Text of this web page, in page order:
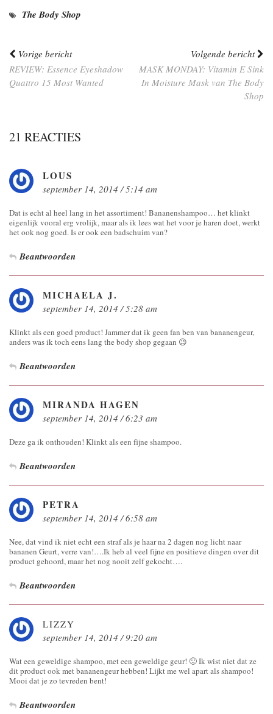
The Body Shop
Vorige bericht
REVIEW: Essence Eyeshadow
Quattro 15 Most Wanted
Volgende bericht
MASK MONDAY: Vitamin E Sink
In Moisture Mask van The Body
Shop
21 REACTIES
LOUS
september 14, 2014 / 5:14 am
Dat is echt al heel lang in het assortiment! Bananenshampoo… het klinkt
eigenlijk vooral erg vrolijk, maar als ik lees wat het voor je haren doet, werkt
het ook nog goed. Is er ook een badschuim van?
Beantwoorden
MICHAELA J.
september 14, 2014 / 5:28 am
Klinkt als een goed product! Jammer dat ik geen fan ben van bananengeur,
anders was ik toch eens lang the body shop gegaan 😉
Beantwoorden
MIRANDA HAGEN
september 14, 2014 / 6:23 am
Deze ga ik onthouden! Klinkt als een fijne shampoo.
Beantwoorden
PETRA
september 14, 2014 / 6:58 am
Nee, dat vind ik niet echt een straf als je haar na 2 dagen nog licht naar
bananen Geurt, verre van!….Ik heb al veel fijne en positieve dingen over dit
product gehoord, maar het nog nooit zelf gekocht….
Beantwoorden
LIZZY
september 14, 2014 / 9:20 am
Wat een geweldige shampoo, met een geweldige geur! 🙂 Ik wist niet dat ze
dit product ook met bananengeur hebben! Lijkt me wel apart als shampoo!
Mooi dat je zo tevreden bent!
Beantwoorden